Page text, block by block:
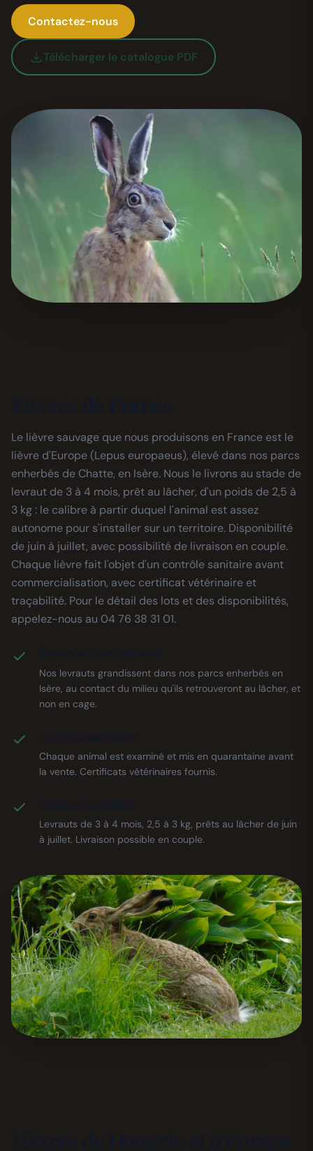
Contactez-nous
Télécharger le catalogue PDF
Le lièvre sauvage que nous produisons en France est le
lièvre d'Europe (Lepus europaeus), élevé dans nos parcs
enherbés de Chatte, en Isère. Nous le livrons au stade de
levraut de 3 à 4 mois, prêt au lâcher, d'un poids de 2,5 à
3 kg : le calibre à partir duquel l'animal est assez
autonome pour s'installer sur un territoire. Disponibilité
de juin à juillet, avec possibilité de livraison en couple.
Chaque lièvre fait l'objet d'un contrôle sanitaire avant
commercialisation, avec certificat vétérinaire et
traçabilité. Pour le détail des lots et des disponibilités,
appelez-nous au 04 76 38 31 01.
Nos levrauts grandissent dans nos parcs enherbés en
Isère, au contact du milieu qu'ils retrouveront au lâcher, et
non en cage.
Chaque animal est examiné et mis en quarantaine avant
la vente. Certificats vétérinaires fournis.
Levrauts de 3 à 4 mois, 2,5 à 3 kg, prêts au lâcher de juin
à juillet. Livraison possible en couple.